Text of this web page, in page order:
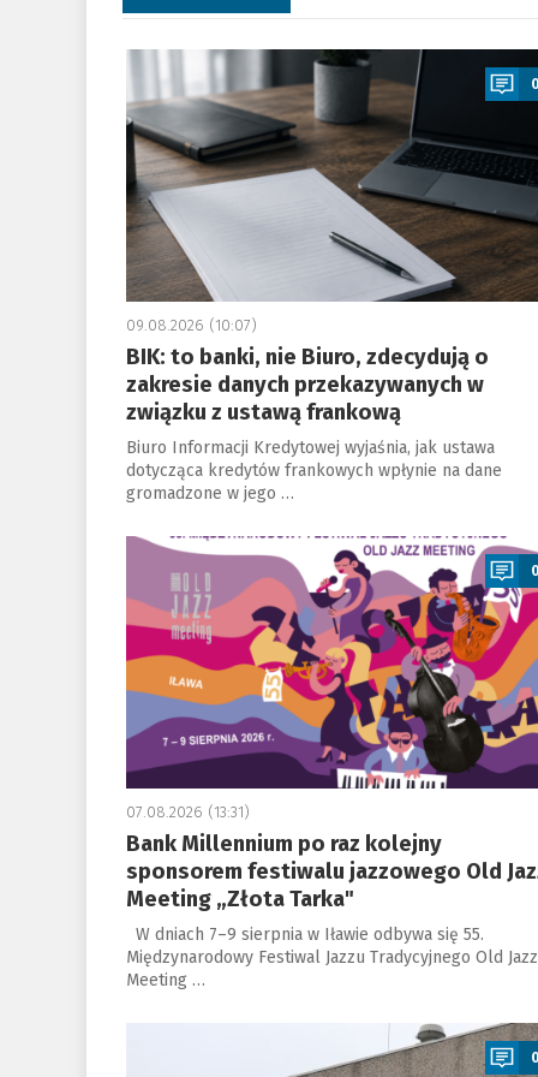
a
0
09.08.2026 (10:07)
BIK: to banki, nie Biuro, zdecydują o
zakresie danych przekazywanych w
związku z ustawą frankową
Biuro Informacji Kredytowej wyjaśnia, jak ustawa
dotycząca kredytów frankowych wpłynie na dane
gromadzone w jego …
a
0
07.08.2026 (13:31)
Bank Millennium po raz kolejny
sponsorem festiwalu jazzowego Old
Meeting „Złota Tarka"
W dniach 7–9 sierpnia w Iławie odbywa się 55.
Międzynarodowy Festiwal Jazzu Tradycyjnego Old Jazz
Meeting …
0